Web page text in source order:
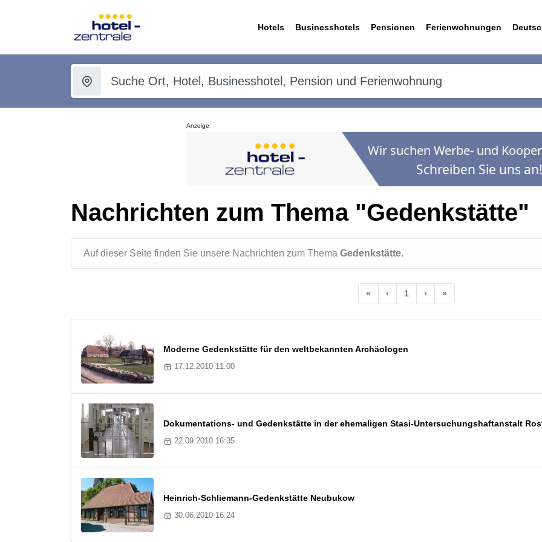
Hotels Businesshotels Pensionen Ferienwohnungen
Anzeige
Nachrichten zum Thema "Gedenkstätte"
Auf dieser Seite finden Sie unsere Nachrichten zum Thema Gedenkstätte.
« ‹ 1 › »
Moderne Gedenkstätte für den weltbekannten Archäologen
17.12.2010 11:00
Dokumentations- und Gedenkstätte in der ehemaligen Stasi-Untersuchungshaftanstalt
22.09.2010 16:35
Heinrich-Schliemann-Gedenkstätte Neubukow
30.06.2010 16:24